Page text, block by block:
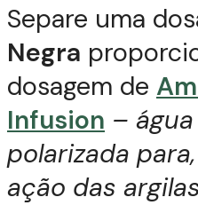
Separe uma
Negra
dosagem de
Infusion –
polarizada
ação das